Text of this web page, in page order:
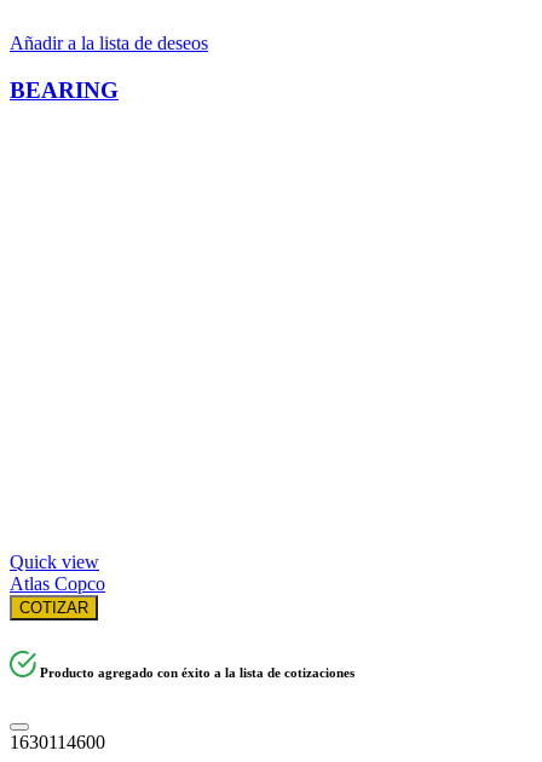
Añadir a la lista de deseos
BEARING
Quick view
Atlas Copco
COTIZAR
Producto agregado con éxito a la lista de cotizaciones
1630114600